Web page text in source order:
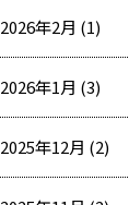
2026年2月 (1)
2026年1月 (3)
2025年12月 (2)